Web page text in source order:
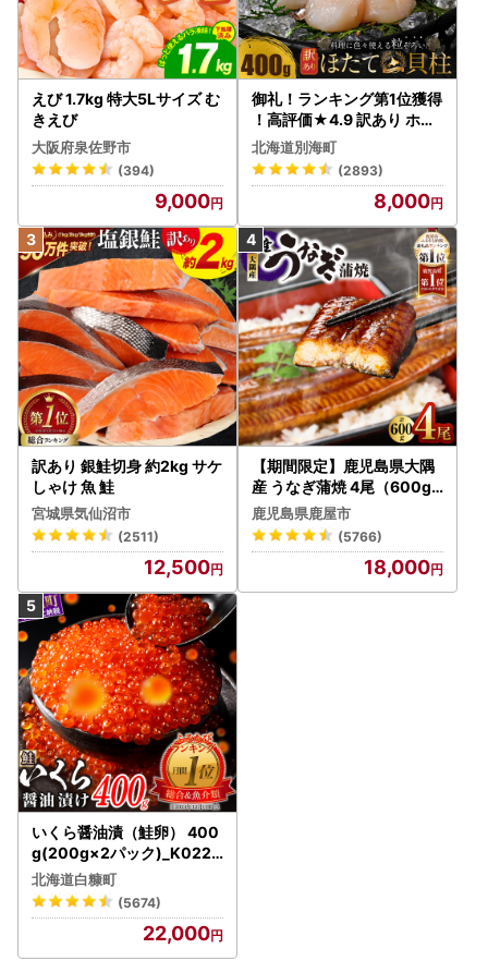
えび 1.7kg 特大5Lサイズ む
きえび
大阪府泉佐野市
(394)
9,000
御礼！ランキング第1位獲得
！高評価★4.9 訳あり ホタ
テ 400g（ほたて 帆立 貝柱
冷凍 ）
北海道別海町
(2893)
8,000
訳あり 銀鮭切身 約2kg サケ
しゃけ 魚 鮭
宮城県気仙沼市
(2511)
12,500
【期間限定】鹿児島県大隅
産 うなぎ蒲焼 4尾（600g
） KN007-004-04-cp18
うなぎ 鰻 魚 惣菜 総菜
鹿児島県鹿屋市
(5766)
18,000
いくら醤油漬（鮭卵） 400
g(200g×2パック)_K022-
1676
北海道白糠町
(5674)
22,000